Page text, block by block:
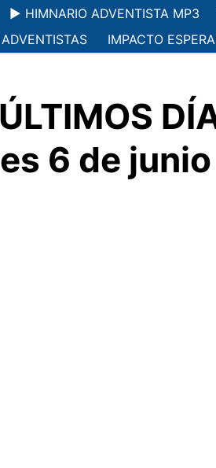
▶️ HIMNARIO ADVENTISTA MP3
IMPACTO
6 de junio